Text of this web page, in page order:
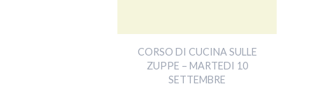
CORSO DI CUCINA SULLE
ZUPPE – MARTEDI 10
SETTEMBRE